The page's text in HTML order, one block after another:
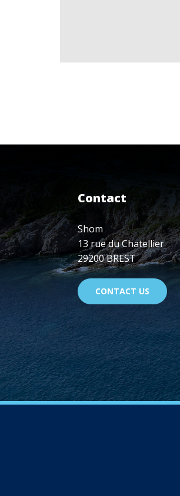
Contact
Shom
13 rue du Chatellier
29200 BREST
CONTACT US